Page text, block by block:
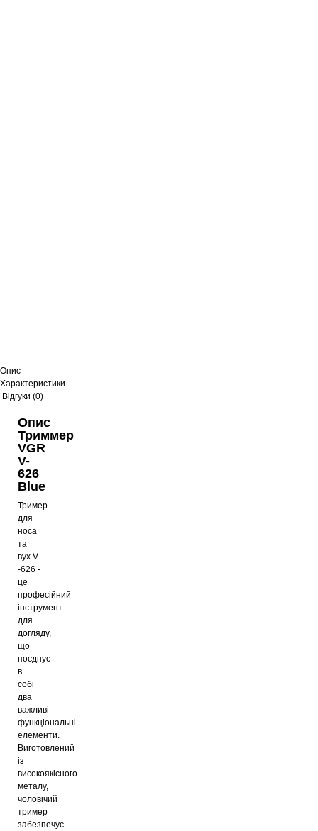
Опис
Характеристики
Відгуки (0)
Опис
Триммер
VGR
V-
626
Blue
Тример
для
носа
та
вух V-
-626 -
це
професійний
інструмент
для
догляду,
що
поєднує
в
собі
два
важливі
функціональні
елементи.
Виготовлений
із
високоякісного
металу,
чоловічий
тример
забезпечує